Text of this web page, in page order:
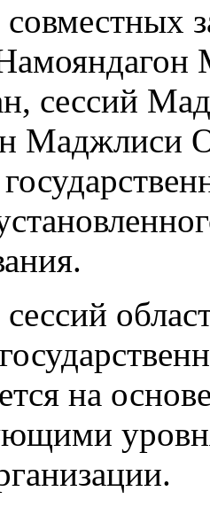
совместных
сессий
Маджлиси
на